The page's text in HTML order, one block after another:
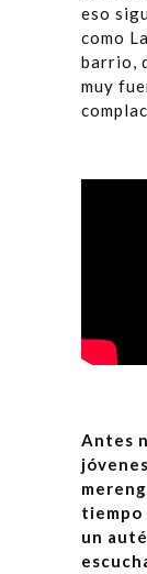
eso
como
barrio,
muy
Antes
tiempo
un